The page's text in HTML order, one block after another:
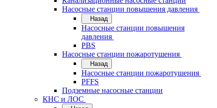
Насосные станции повышения давления
Назад
Насосные станции повышения
давления
PBS
Насосные станции пожаротушения
Назад
Насосные станции пожаротушения
PFFS
Подземные насосные станции
КНС и ЛОС